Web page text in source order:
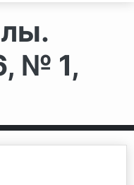
№ 1,